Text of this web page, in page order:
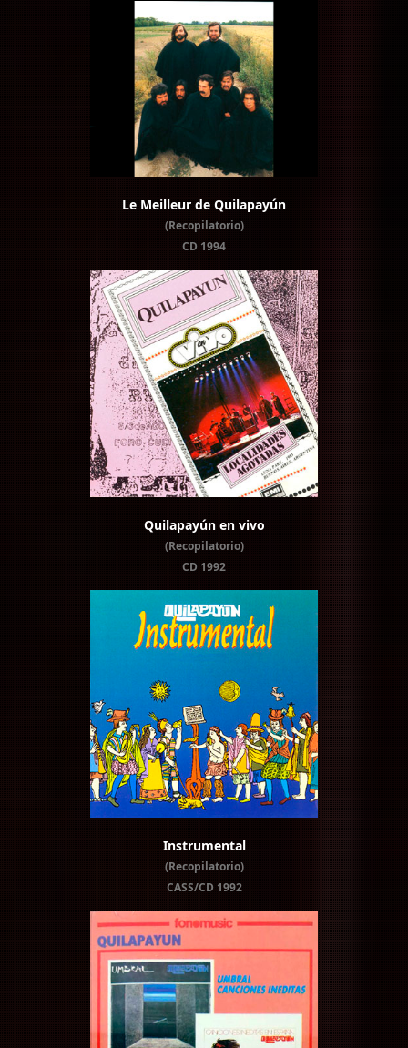
Le Meilleur de Quilapayún
(Recopilatorio)
CD 1994
Quilapayún en vivo
(Recopilatorio)
CD 1992
Instrumental
(Recopilatorio)
CASS/CD 1992